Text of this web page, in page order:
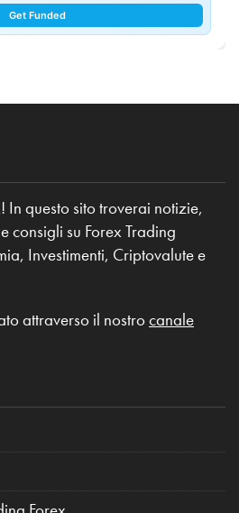
Get Funded
In questo sito troverai notizie,
consigli su Forex Trading
Investimenti, Criptovalute e
attraverso il nostro canale